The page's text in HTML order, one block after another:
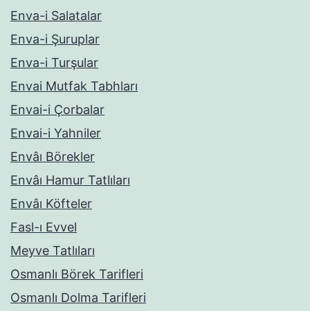
Enva-i Salatalar
Enva-i Şuruplar
Enva-i Turşular
Envai Mutfak Tabhları
Envai-i Çorbalar
Envai-i Yahniler
Envâı Börekler
Envâı Hamur Tatlıları
Envâı Köfteler
Fasl-ı Evvel
Meyve Tatlıları
Osmanlı Börek Tarifleri
Osmanlı Dolma Tarifleri